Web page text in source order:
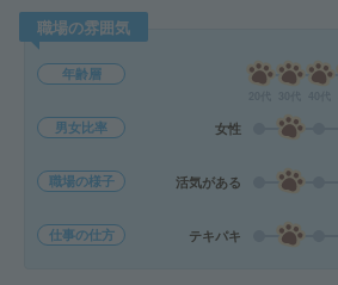
職場の雰囲気
年齢層
男女比率 女性
職場の様子 活気がある
仕事の仕方 テキパキ